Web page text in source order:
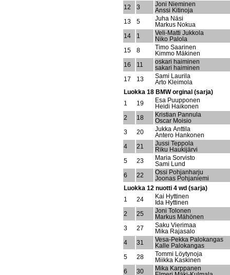
12 3
Joni Nieminen
Anssi Kitinoja
13
5
Juha Näsi
Markus Nokua
14
1
Veli-Matti Jukkola
Niko Palola
15
8
Timo Saarinen
Kimmo Mäkinen
16
11
oskari haiminen
sakari haiminen
17
13
Sami Laurila
Arto Kleimola
Luokka 18 BMW orginal (sarja)
1
19
Esa Puupponen
Heidi Haikonen
2
18
Kristian Pannula
Oscar Moisio
3
20
Jukka Anttila
Antero Hankonen
4
21
Jussi Teppola
Riku Haukijärvi
5
23
Maria Sorvisto
Sami Lund
6
22
Ossi Pohjanharju
Joonas Pohjaniemi
Luokka 12 nuotti 4 wd (sarja)
1
24
Kai Hyttinen
Ida Hyttinen
2
25
Joni Tolonen
Markus Mähönen
3
27
Saku Vierimaa
Mika Rajasalo
4
31
Vesa-Pekka Palokangas
Kalle Palokangas
5
28
Tommi Löytynoja
Miikka Kaskinen
6
30
Mika Karppanen